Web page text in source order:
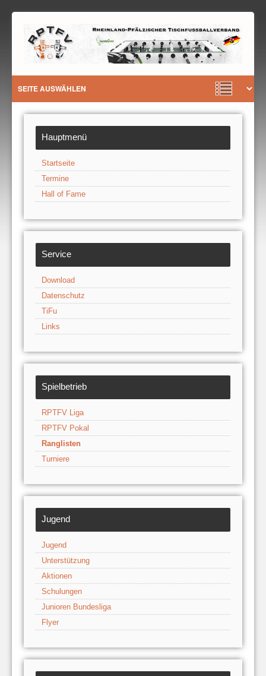
Hauptmenü
Startseite
Termine
Hall of Fame
Service
Download
Datenschutz
TiFu
Links
Spielbetrieb
RPTFV Liga
RPTFV Pokal
Ranglisten
Turniere
Jugend
Jugend
Unterstützung
Aktionen
Schulungen
Junioren Bundesliga
Flyer